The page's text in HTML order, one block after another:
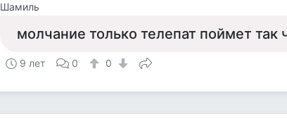
Шамиль
молчание только телепат поймет так
9 лет 0 0